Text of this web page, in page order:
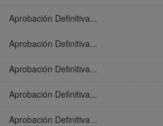
Aprobación Definitiva...
Aprobación Definitiva...
Aprobación Definitiva...
Aprobación Definitiva...
Aprobación Definitiva...